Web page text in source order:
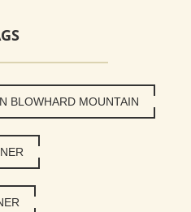
BLOWHARD MOUNTAIN